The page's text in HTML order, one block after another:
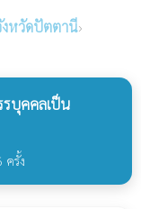
งหวัดปัตตานี›
รบุคคลเป็น
ครั้ง